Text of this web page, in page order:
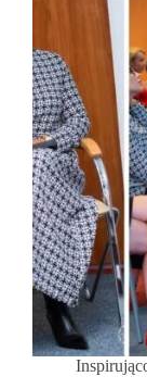
nie
ilość!